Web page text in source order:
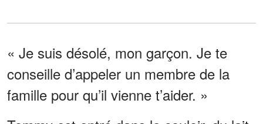
« Je suis désolé, mon garçon. Je te
conseille d’appeler un membre de la
famille pour qu’il vienne t’aider. »